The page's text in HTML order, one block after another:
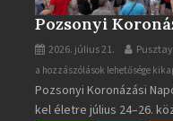
Pozsonyi
2026. július 21.
Pozsonyi
Koronázási
Napok
a hozzászólások lehetősége
Pozsonyi Koronázási
kel életre július 24–26.